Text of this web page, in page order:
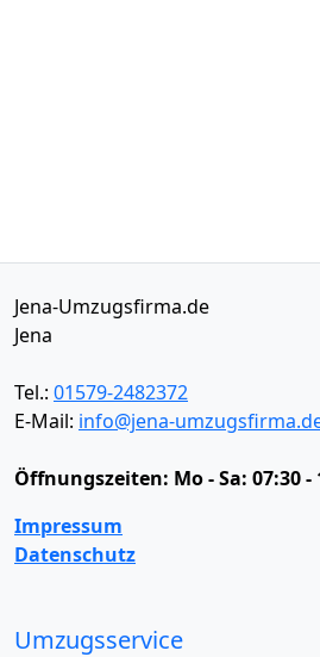
Jena-Umzugsfirma.de
Jena
Tel.: 01579-2482372
E-Mail: info@jena-
Öffnungszeiten: Mo - Sa: 07:30
Impressum
Datenschutz
Umzugsservice